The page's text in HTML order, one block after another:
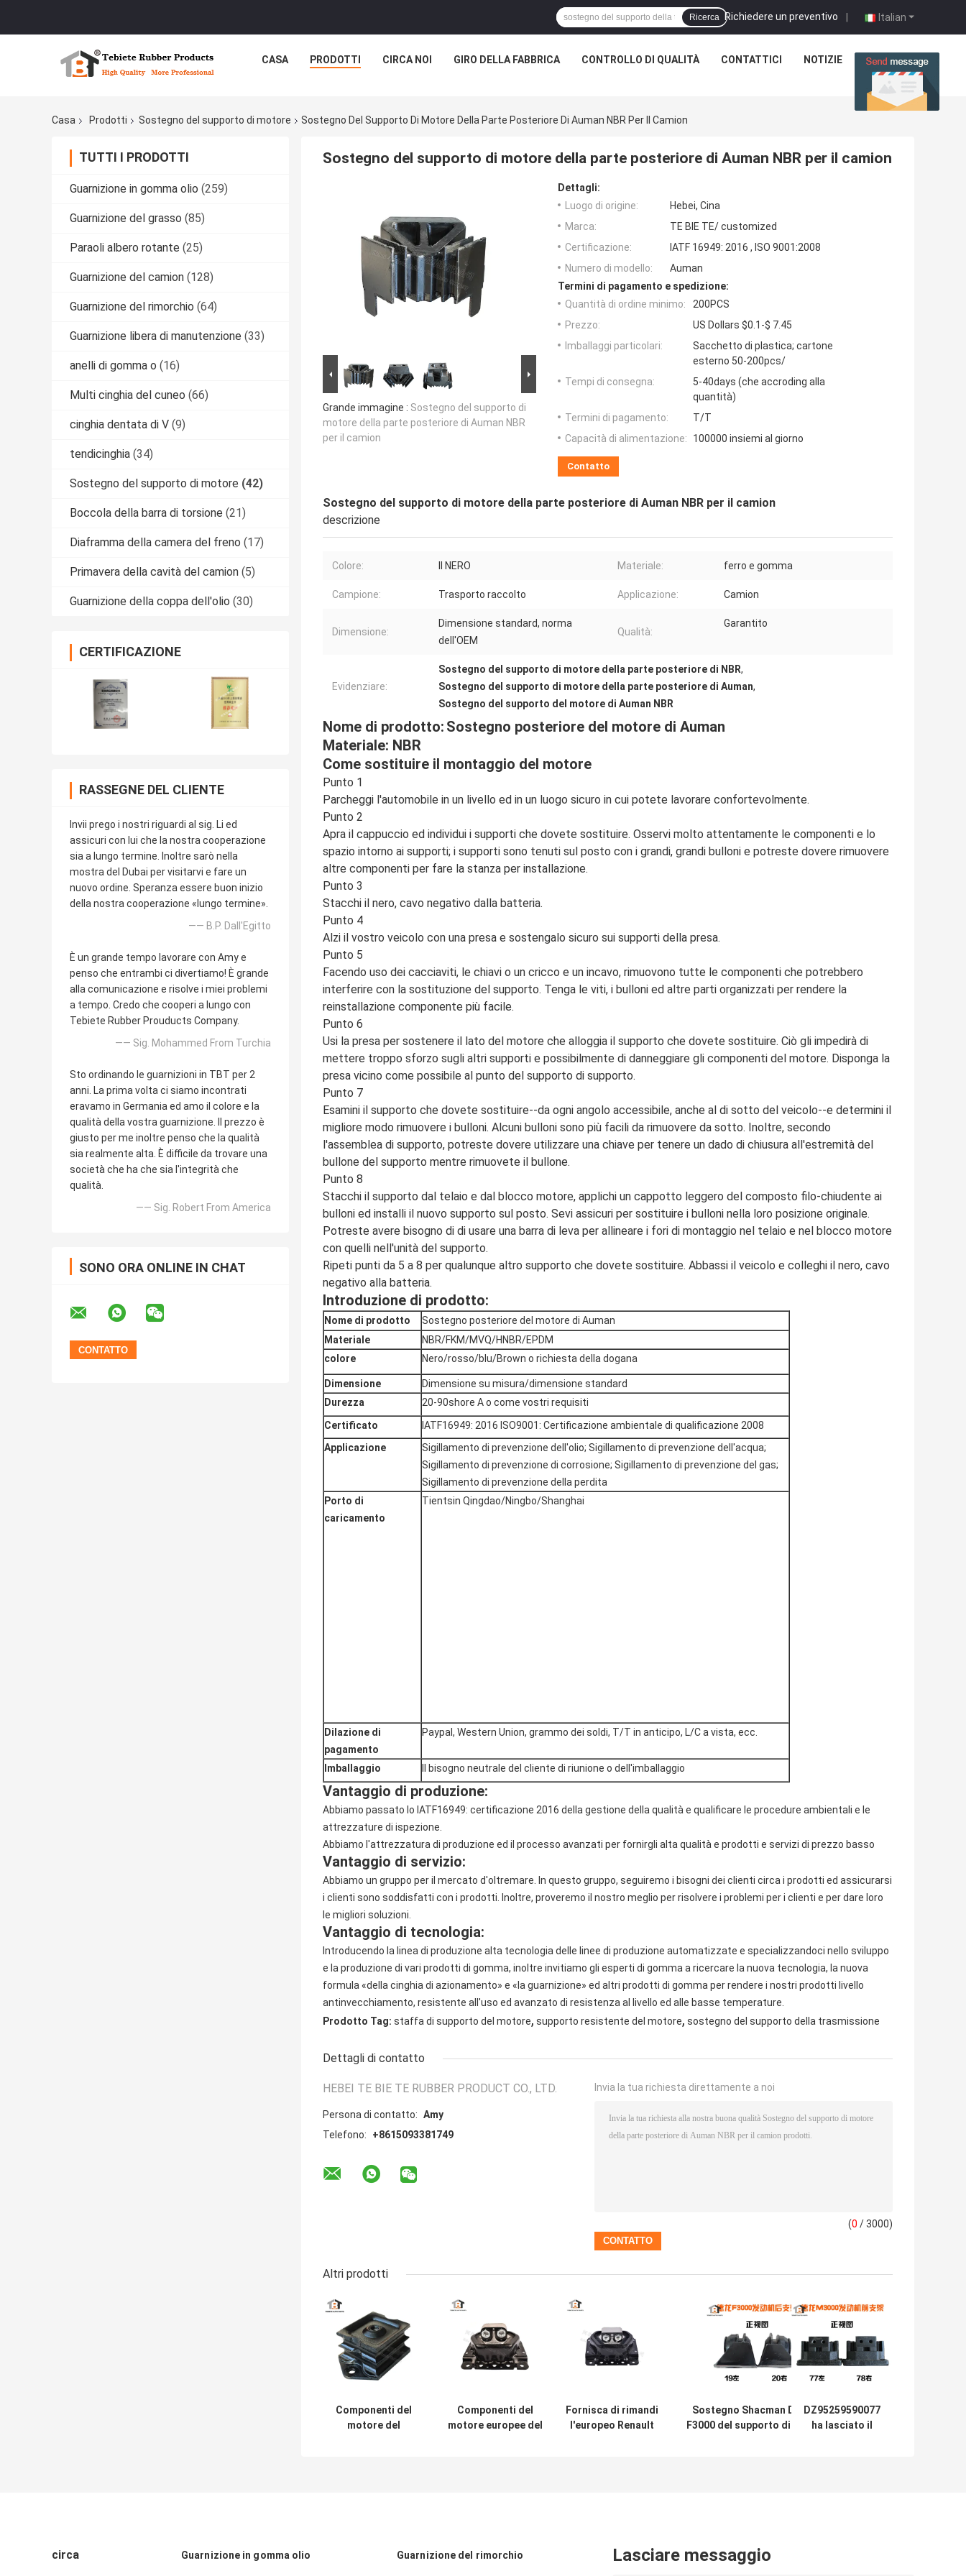
Italian
Richiedere un preventivo |
Ricerca
CASA PRODOTTI CIRCA NOI GIRO DELLA FABBRICA CONTROLLO DI QUALITÀ CONTATTICI NOTIZIE CASI
Casa Prodotti Sostegno del supporto di motore Sostegno Del Supporto Di Motore Della Parte Posteriore Di Auman NBR Per Il Camion
TUTTI I PRODOTTI
Guarnizione in gomma olio (259)
Guarnizione del grasso (85)
Paraoli albero rotante (25)
Guarnizione del camion (128)
Guarnizione del rimorchio (64)
Guarnizione libera di manutenzione (33)
anelli di gomma o (16)
Multi cinghia del cuneo (66)
cinghia dentata di V (9)
tendicinghia (34)
Sostegno del supporto di motore (42)
Boccola della barra di torsione (21)
Diaframma della camera del freno (17)
Primavera della cavità del camion (5)
Guarnizione della coppa dell'olio (30)
CERTIFICAZIONE
RASSEGNE DEL CLIENTE
Invii prego i nostri riguardi al sig. Li ed
assicuri con lui che la nostra cooperazione
sia a lungo termine. Inoltre sarò nella
mostra del Dubai per visitarvi e fare un
nuovo ordine. Speranza essere buon inizio
della nostra cooperazione «lungo termine».
—— B.P. Dall'Egitto
È un grande tempo lavorare con Amy e
penso che entrambi ci divertiamo! È grande
alla comunicazione e risolve i miei problemi
a tempo. Credo che cooperi a lungo con
Tebiete Rubber Prouducts Company.
—— Sig. Mohammed From Turchia
Sto ordinando le guarnizioni in TBT per 2
anni. La prima volta ci siamo incontrati
eravamo in Germania ed amo il colore e la
qualità della vostra guarnizione. Il prezzo è
giusto per me inoltre penso che la qualità
sia realmente alta. È difficile da trovare una
società che ha che sia l'integrità che
qualità.
—— Sig. Robert From America
SONO ORA ONLINE IN CHAT
Sostegno del supporto di motore della parte posteriore di Auman NBR per il camion
Grande immagine : Sostegno del supporto di
motore della parte posteriore di Auman NBR
per il camion
Dettagli:
Luogo di origine:
Hebei, Cina
Marca:
TE BIE TE/ customized
Certificazione:
IATF 16949: 2016 , ISO 9001:2008
Numero di modello:
Auman
Termini di pagamento e spedizione:
Quantità di ordine minimo:
200PCS
Prezzo:
US Dollars $0.1-$ 7.45
Imballaggi particolari:
Sacchetto di plastica; cartone
esterno 50-200pcs/
Tempi di consegna:
5-40days (che accroding alla
quantità)
Termini di pagamento:
T/T
Capacità di alimentazione:
100000 insiemi al giorno
Contatto
Sostegno del supporto di motore della parte posteriore di Auman NBR per il camion
descrizione
Colore: Il NERO Materiale: ferro e gomma
Campione: Trasporto raccolto Applicazione: Camion
Dimensione:
Dimensione standard, norma
dell'OEM
Qualità:
Garantito
Evidenziare:
Sostegno del supporto di motore della parte posteriore di NBR,
Sostegno del supporto di motore della parte posteriore di Auman,
Sostegno del supporto del motore di Auman NBR
Nome di prodotto: Sostegno posteriore del motore di Auman
Materiale: NBR
Come sostituire il montaggio del motore
Punto 1
Parcheggi l'automobile in un livello ed in un luogo sicuro in cui potete lavorare confortevolmente.
Punto 2
Apra il cappuccio ed individui i supporti che dovete sostituire. Osservi molto attentamente le componenti e lo
spazio intorno ai supporti; i supporti sono tenuti sul posto con i grandi, grandi bulloni e potreste dovere rimuovere
altre componenti per fare la stanza per installazione.
Punto 3
Stacchi il nero, cavo negativo dalla batteria.
Punto 4
Alzi il vostro veicolo con una presa e sostengalo sicuro sui supporti della presa.
Punto 5
Facendo uso dei cacciaviti, le chiavi o un cricco e un incavo, rimuovono tutte le componenti che potrebbero
interferire con la sostituzione del supporto. Tenga le viti, i bulloni ed altre parti organizzati per rendere la
reinstallazione componente più facile.
Punto 6
Usi la presa per sostenere il lato del motore che alloggia il supporto che dovete sostituire. Ciò gli impedirà di
mettere troppo sforzo sugli altri supporti e possibilmente di danneggiare gli componenti del motore. Disponga la
presa vicino come possibile al punto del supporto di supporto.
Punto 7
Esamini il supporto che dovete sostituire--da ogni angolo accessibile, anche al di sotto del veicolo--e determini il
migliore modo rimuovere i bulloni. Alcuni bulloni sono più facili da rimuovere da sotto. Inoltre, secondo
l'assemblea di supporto, potreste dovere utilizzare una chiave per tenere un dado di chiusura all'estremità del
bullone del supporto mentre rimuovete il bullone.
Punto 8
Stacchi il supporto dal telaio e dal blocco motore, applichi un cappotto leggero del composto filo-chiudente ai
bulloni ed installi il nuovo supporto sul posto. Sevi assicuri per sostituire i bulloni nella loro posizione originale.
Potreste avere bisogno di di usare una barra di leva per allineare i fori di montaggio nel telaio e nel blocco motore
con quelli nell'unità del supporto.
Ripeti punti da 5 a 8 per qualunque altro supporto che dovete sostituire. Abbassi il veicolo e colleghi il nero, cavo
negativo alla batteria.
Introduzione di prodotto:
Nome di prodotto
Sostegno posteriore del motore di Auman
Materiale
NBR/FKM/MVQ/HNBR/EPDM
colore
Nero/rosso/blu/Brown o richiesta della dogana
Dimensione
Dimensione su misura/dimensione standard
Durezza
20-90shore A o come vostri requisiti
Certificato
IATF16949: 2016 ISO9001: Certificazione ambientale di qualificazione 2008
Applicazione
Sigillamento di prevenzione dell'olio; Sigillamento di prevenzione dell'acqua;
Sigillamento di prevenzione di corrosione; Sigillamento di prevenzione del gas;
Sigillamento di prevenzione della perdita
Porto di
caricamento
Tientsin Qingdao/Ningbo/Shanghai
Dilazione di
pagamento
Paypal, Western Union, grammo dei soldi, T/T in anticipo, L/C a vista, ecc.
Imballaggio Il bisogno neutrale del cliente di riunione o dell'imballaggio
Vantaggio di produzione:
Abbiamo passato lo IATF16949: certificazione 2016 della gestione della qualità e qualificare le procedure ambientali e le
attrezzature di ispezione.
Abbiamo l'attrezzatura di produzione ed il processo avanzati per fornirgli alta qualità e prodotti e servizi di prezzo basso
Vantaggio di servizio:
Abbiamo un gruppo per il mercato d'oltremare. In questo gruppo, seguiremo i bisogni dei clienti circa i prodotti ed assicurarsi
i clienti sono soddisfatti con i prodotti. Inoltre, proveremo il nostro meglio per risolvere i problemi per i clienti e per dare loro
le migliori soluzioni.
Vantaggio di tecnologia:
Introducendo la linea di produzione alta tecnologia delle linee di produzione automatizzate e specializzandoci nello sviluppo
e la produzione di vari prodotti di gomma, inoltre invitiamo gli esperti di gomma a ricercare la nuova tecnologia, la nuova
formula «della cinghia di azionamento» e «la guarnizione» ed altri prodotti di gomma per rendere i nostri prodotti livello
antinvecchiamento, resistente all'uso ed avanzato di resistenza al livello ed alle basse temperature.
Prodotto Tag: staffa di supporto del motore, supporto resistente del motore, sostegno del supporto della trasmissione
Dettagli di contatto
HEBEI TE BIE TE RUBBER PRODUCT CO., LTD.
Persona di contatto: Amy
Telefono:
+8615093381749
Invia la tua richiesta direttamente a noi
(0 / 3000)
Altri prodotti
Componenti del
motore del
Componenti del
motore europee del
Fornisca di rimandi
l'europeo Renault
Sostegno Shacman Delong
F3000 del supporto di motore
DZ95259590077
ha lasciato il
circa Guarnizione in gomma olio Guarnizione del rimorchio Lasciare messaggio